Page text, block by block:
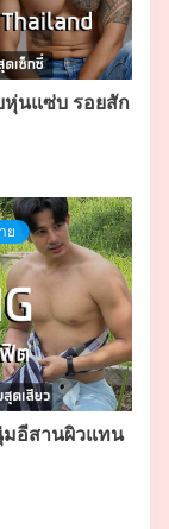
หุ่นแซ่บ รอยสัก
ย
มอีสานผิวแทน